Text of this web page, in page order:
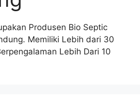
Produsen Bio Septic
Memiliki Lebih dari 30
Lebih Dari 10